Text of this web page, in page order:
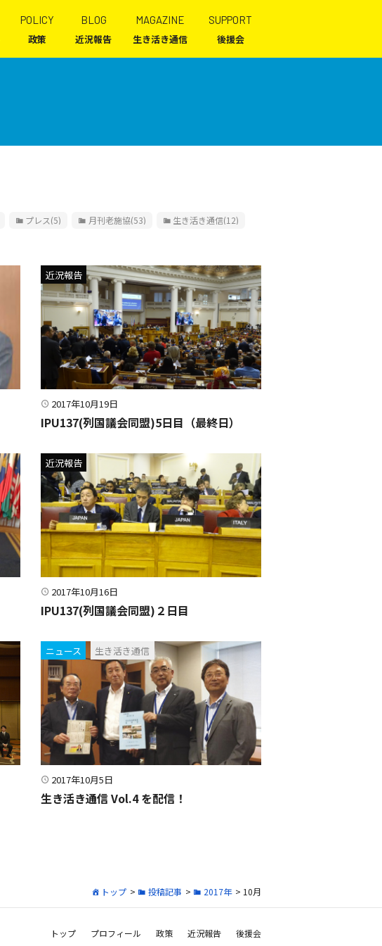
政策
POLICY
近況報告
BLOG
生き活き通信
MAGAZINE
後援会
SUPPORT
プレス(5) 月刊老施協(53) 生き活き通信(12)
2017年10月19日
IPU137(列国議会同盟)5日目（最終日）
近況報告
2017年10月16日
IPU137(列国議会同盟)２日目
近況報告
2017年10月5日
生き活き通信 Vol.4 を配信！
ニュース 生き活き通信
トップ > 投稿記事 > 2017年 > 10月
トップ プロフィール 政策 近況報告 後援会